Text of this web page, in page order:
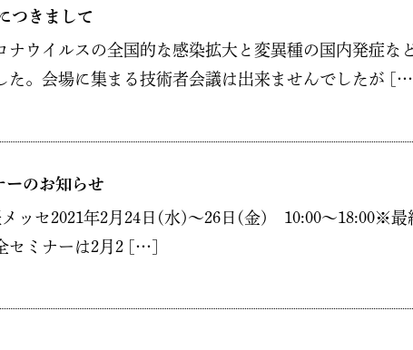
つきまして
ウイルスの全国的な感染拡大と変異種の国内発症な
。会場に集まる技術者会議は出来ませんでしたが […]
のお知らせ
ッセ2021年2月24日(水)～26日(金) 10:00～18:00※最
セミナーは2月2 […]